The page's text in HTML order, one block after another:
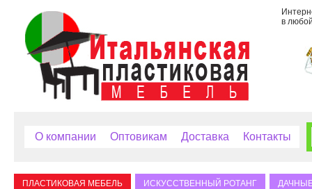
в
О компании Оптовикам Доставка Контакты
ПЛАСТИКОВАЯ МЕБЕЛЬ ИСКУССТВЕННЫЙ РОТАНГ